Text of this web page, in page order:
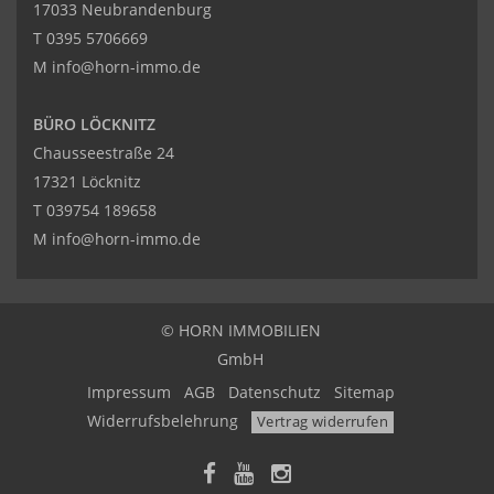
17033 Neubrandenburg
T 0395 5706669
M info@horn-immo.de
BÜRO LÖCKNITZ
Chausseestraße 24
17321 Löcknitz
T 039754 189658
M info@horn-immo.de
© HORN IMMOBILIEN
GmbH
Impressum
AGB Datenschutz
Sitemap
Widerrufsbelehrung
Vertrag widerrufen